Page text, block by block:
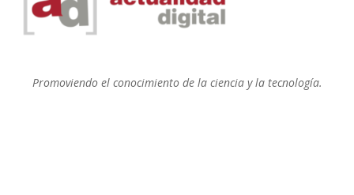
Promoviendo el conocimiento de la ciencia y la tecnología.